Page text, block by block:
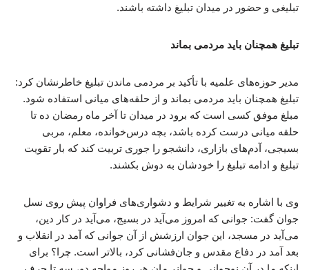
تبلیغی و حضور در میدان تبلیغ داشته باشند.
تبلیغ همچنان باید مردمی بماند
مدیر حوزه‌های علمیه با تأکید بر مردمی ماندن تبلیغ خاطرنشان کرد:
تبلیغ همچنان باید مردمی بماند و از حلقه‌های میانی استفاده شود.
مبلغ موفق کسی است که برود در میدان تا آخر ماه رمضان ده تا
حلقه میانی درست کرده باشد، بچه درس‌خوانده، معلم، مربی
بسیجی، آدم‌های بازاری، دانشجو را جوری تربیت کند که بار تقویت
تبلیغ و ادامه تبلیغ را خودشان به دوش بکشند.
وی با اشاره به تغییر شرایط و دشواری‌های فراوان پیش روی نسل
جوان گفت: جوانی که امروز می‌آید در بسیج، می‌آید در کار دین،
می‌آید در مسجد، این جوان ارزشش از آن جوانی که آمد در انقلاب و
بعد آمد در دفاع مقدس و جان‌فشانی کرد، بالاتر است. چرا؟ برای